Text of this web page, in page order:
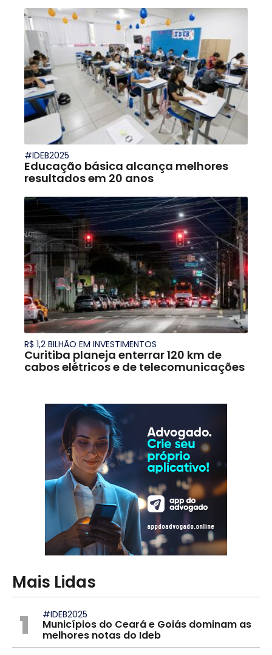
#IDEB2025
Educação básica alcança melhores
resultados em 20 anos
R$ 1,2 BILHÃO EM INVESTIMENTOS
Curitiba planeja enterrar 120 km de
cabos elétricos e de telecomunicações
Mais Lidas
1 #IDEB2025
Municípios do Ceará e Goiás dominam as
melhores notas do Ideb